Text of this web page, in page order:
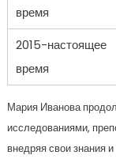
время
2015-настоящее
время
Мария Иванова
исследованиями,
внедряя свои знания